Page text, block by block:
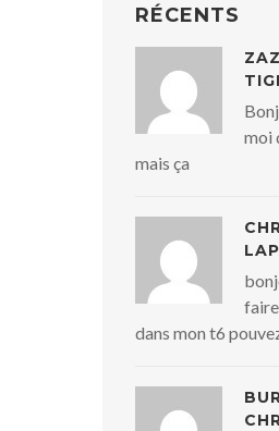
RÉCENTS
moi
mais ça
dans mon t6